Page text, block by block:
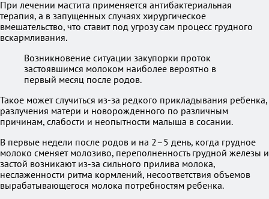
При лечении мастита применяется антибактериальная
терапия, а в запущенных случаях хирургическое
вмешательство, что ставит под угрозу сам процесс грудного
вскармливания.
Возникновение ситуации закупорки проток
застоявшимся молоком наиболее вероятно в
первый месяц после родов.
Такое может случиться из-за редкого прикладывания ребенка,
разлучения матери и новорожденного по различным
причинам, слабости и неопытности малыша в сосании.
В первые недели после родов и на 2–5 день, когда грудное
молоко сменяет молозиво, переполненность грудной железы и
застой возникают из-за сильного прилива молока,
неслаженности ритма кормлений, несоответствия объемов
вырабатывающегося молока потребностям ребенка.